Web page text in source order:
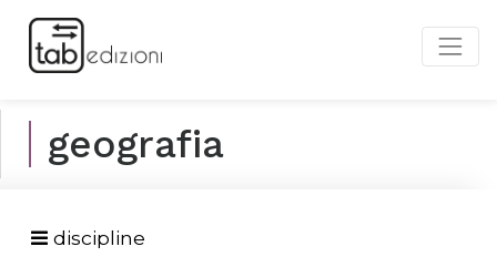
geografia
discipline